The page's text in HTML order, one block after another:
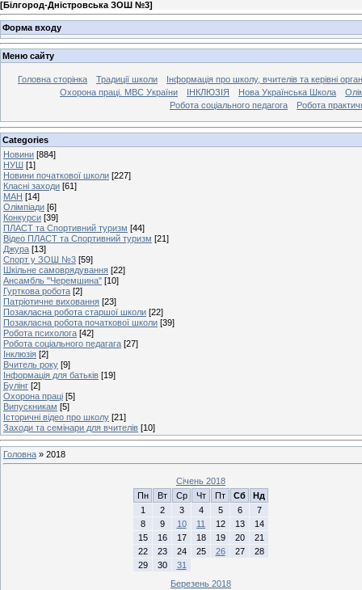
[Білгород-Дністровська ЗОШ №3]
Форма входу
Меню сайту
Головна сторінка Традиції школи
Інформація про школу, вчителів та керівні
Охорона праці. МВС України
ІНКЛЮЗІЯ Нова Українська Школа
Робота соціального педагога
Робота
Categories
Новини [884]
НУШ [1]
Новини початкової школи [227]
Класні заходи [61]
МАН [14]
Олімпіади [6]
Конкурси [39]
ПЛАСТ та Спортивний туризм [44]
Відео ПЛАСТ та Спортивний туризм [21]
Джура [13]
Спорт у ЗОШ №3 [59]
Шкільне самоврядування [22]
Ансамбль "Черемшина" [10]
Гурткова робота [2]
Патріотичне виховання [23]
Позакласна робота старшої школи [22]
Позакласна робота початкової школи [39]
Робота психолога [42]
Робота соціального педагага [27]
Інклюзія [2]
Вчитель року [9]
Інформація для батьків [19]
Булінг [2]
Охорона праці [5]
Випускникам [5]
Історичні відео про школу [21]
Заходи та семінари для вчителів [10]
Головна » 2018
Січень 2018
Пн
Вт Ср Чт Пт Сб
Нд
1
2 3 4 5 6
7
8
9 10 11 12 13
14
15
16 17 18 19 20
21
22
23 24 25 26 27
28
29
30
31
Березень 2018